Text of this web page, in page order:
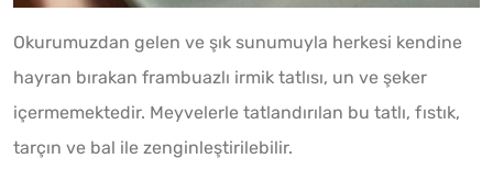
Okurumuzdan gelen ve şık sunumuyla herkesi kendine
hayran bırakan frambuazlı irmik tatlısı, un ve şeker
içermemektedir. Meyvelerle tatlandırılan bu tatlı, fıstık,
tarçın ve bal ile zenginleştirilebilir.